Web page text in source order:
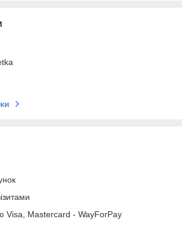
Visa, Mastercard - WayForPay